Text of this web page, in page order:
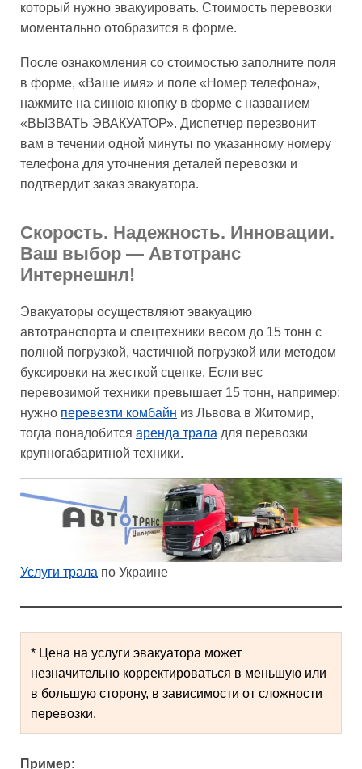
который нужно эвакуировать. Стоимость перевозки
моментально отобразится в форме.
После ознакомления со стоимостью заполните поля
в форме, «Ваше имя» и поле «Номер телефона»,
нажмите на синюю кнопку в форме с названием
«ВЫЗВАТЬ ЭВАКУАТОР». Диспетчер перезвонит
вам в течении одной минуты по указанному номеру
телефона для уточнения деталей перевозки и
подтвердит заказ эвакуатора.
Скорость. Надежность. Инновации.
Ваш выбор — Автотранс
Интернешнл!
Эвакуаторы осуществляют эвакуацию
автотранспорта и спецтехники весом до 15 тонн с
полной погрузкой, частичной погрузкой или методом
буксировки на жесткой сцепке. Если вес
перевозимой техники превышает 15 тонн, например:
нужно перевезти комбайн из Львова в Житомир,
тогда понадобится аренда трала для перевозки
крупногабаритной техники.
Услуги трала по Украине
* Цена на услуги эвакуатора может
незначительно корректироваться в меньшую или
в большую сторону, в зависимости от сложности
перевозки.
Пример: